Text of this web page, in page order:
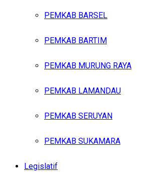
PEMKAB BARSEL
PEMKAB BARTIM
PEMKAB MURUNG RAYA
PEMKAB LAMANDAU
PEMKAB SERUYAN
PEMKAB SUKAMARA
Legislatif